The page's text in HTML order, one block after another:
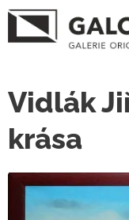
Vidlák
krása